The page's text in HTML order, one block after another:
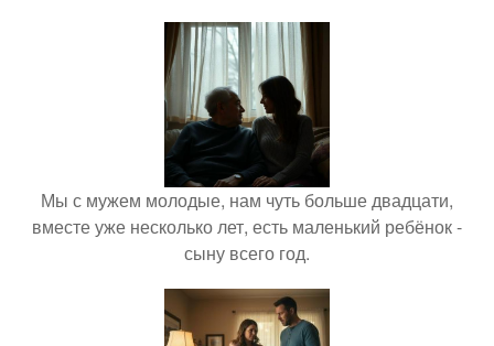
Мы с мужем молодые, нам чуть больше двадцати,
вместе уже несколько лет, есть маленький ребёнок -
сыну всего год.